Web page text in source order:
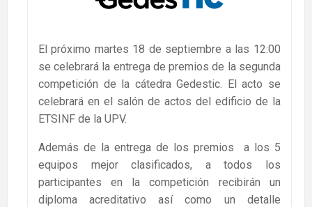
El próximo martes 18 de septiembre a las 12:00
se celebrará la entrega de premios de la segunda
competición de la cátedra Gedestic. El acto se
celebrará en el salón de actos del edificio de la
ETSINF de la UPV.
Además de la entrega de los premios a los 5
equipos mejor clasificados, a todos los
participantes en la competición recibirán un
diploma acreditativo así como un detalle